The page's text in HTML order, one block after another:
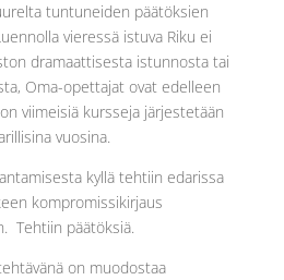
tuntuneiden päätöksien
vieressä istuva Riku ei
dramaattisesta istunnosta tai
Oma-opettajat ovat edelleen
viimeisiä kursseja järjestetään
vuosina.
kyllä tehtiin edarissa
kompromissikirjaus
Tehtiin päätöksiä.
on muodostaa